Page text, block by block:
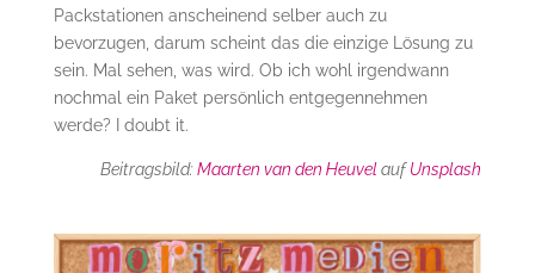
Packstationen anscheinend selber auch zu
bevorzugen, darum scheint das die einzige Lösung zu
sein. Mal sehen, was wird. Ob ich wohl irgendwann
nochmal ein Paket persönlich entgegennehmen
werde? I doubt it.
Beitragsbild:Maarten van den HeuvelaufUnsplash